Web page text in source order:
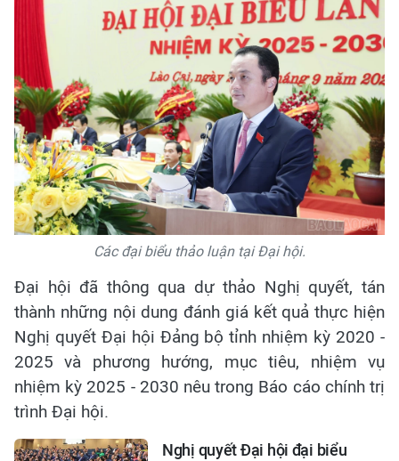
Các đại biểu thảo luận tại Đại hội.
Đại hội đã thông qua dự thảo Nghị quyết, tán
thành những nội dung đánh giá kết quả thực hiện
Nghị quyết Đại hội Đảng bộ tỉnh nhiệm kỳ 2020 -
2025 và phương hướng, mục tiêu, nhiệm vụ
nhiệm kỳ 2025 - 2030 nêu trong Báo cáo chính trị
trình Đại hội.
Nghị quyết Đại hội đại biểu